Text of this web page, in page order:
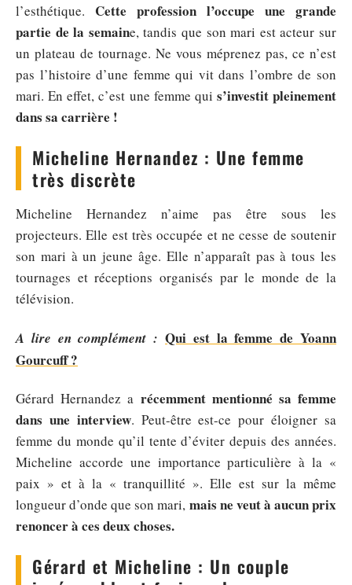
l’esthétique. Cette profession l’occupe une grande
partie de la semaine, tandis que son mari est acteur sur
un plateau de tournage. Ne vous méprenez pas, ce n’est
pas l’histoire d’une femme qui vit dans l’ombre de son
mari. En effet, c’est une femme qui s’investit pleinement
dans sa carrière !
Micheline Hernandez : Une femme
très discrète
Micheline Hernandez n’aime pas être sous les
projecteurs. Elle est très occupée et ne cesse de soutenir
son mari à un jeune âge. Elle n’apparaît pas à tous les
tournages et réceptions organisés par le monde de la
télévision.
A lire en complément : Qui est la femme de Yoann
Gourcuff ?
Gérard Hernandez a récemment mentionné sa femme
dans une interview. Peut-être est-ce pour éloigner sa
femme du monde qu’il tente d’éviter depuis des années.
Micheline accorde une importance particulière à la «
paix » et à la « tranquillité ». Elle est sur la même
longueur d’onde que son mari, mais ne veut à aucun prix
renoncer à ces deux choses.
Gérard et Micheline : Un couple